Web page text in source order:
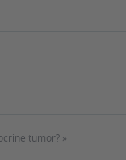
tumor? »